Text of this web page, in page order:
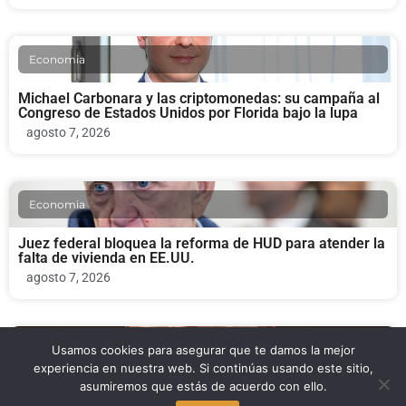
Economia
Michael Carbonara y las criptomonedas: su campaña al
Congreso de Estados Unidos por Florida bajo la lupa
agosto 7, 2026
Economia
Juez federal bloquea la reforma de HUD para atender la
falta de vivienda en EE.UU.
agosto 7, 2026
Negocios
Trump elige a Brendan Carr para la FCC: el Senado y la
Usamos cookies para asegurar que te damos la mejor
experiencia en nuestra web. Si continúas usando este sitio,
asumiremos que estás de acuerdo con ello.